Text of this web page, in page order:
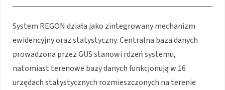
System REGON działa jako zintegrowany mechanizm
ewidencyjny oraz statystyczny. Centralna baza danych
prowadzona przez GUS stanowi rdzeń systemu,
natomiast terenowe bazy danych funkcjonują w 16
urzędach statystycznych rozmieszczonych na terenie